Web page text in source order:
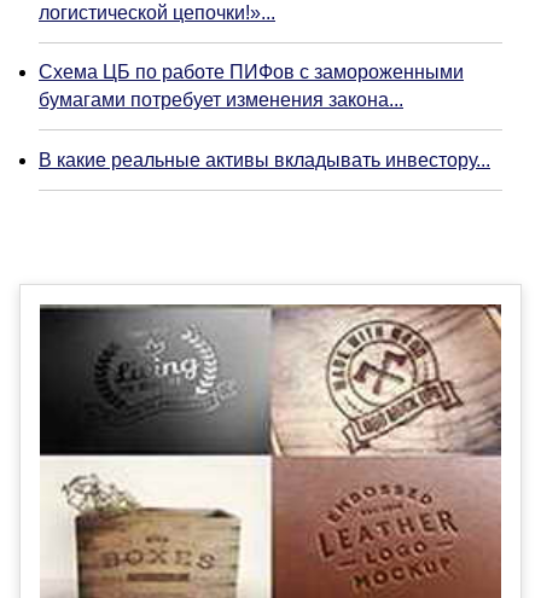
логистической цепочки!»...
Схема ЦБ по работе ПИФов с замороженными
бумагами потребует изменения закона...
В какие реальные активы вкладывать инвестору...